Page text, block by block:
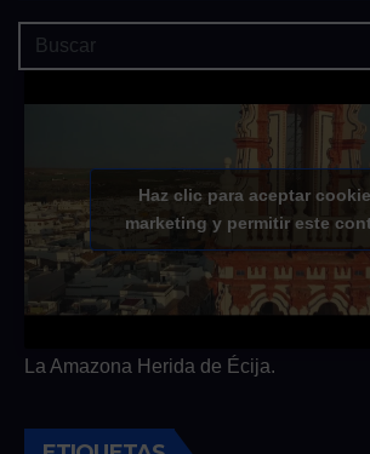
Haz clic para aceptar
marketing y permitir este
La Amazona Herida de Écija.